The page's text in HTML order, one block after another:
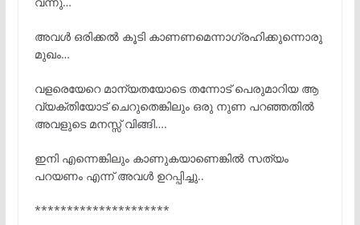
അവൾ ഒരിക്കൽ കൂടി കാണണമെന്നാഗ്രഹിക്കുന്നൊരു
മുഖം…
വളരെയേറെ മാന്യതയോടെ തന്നോട് പെരുമാറിയ ആ
വ്യക്തിയോട് ചെറുതെങ്കിലും ഒരു നുണ പറഞ്ഞതിൽ
അവളുടെ മനസ്സ് വിങ്ങി….
ഇനി എന്നെങ്കിലും കാണുകയാണെങ്കിൽ സത്യം
പറയണം എന്ന് അവൾ ഉറപ്പിച്ചു..
*********************